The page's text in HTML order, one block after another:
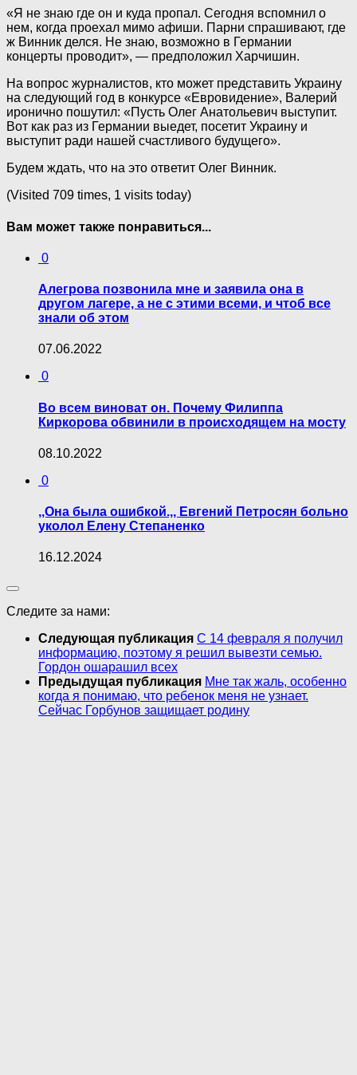
«Я не знаю где он и куда пропал. Сегодня вспомнил о
нем, когда проехал мимо афиши. Парни спрашивают, где
ж Винник делся. Не знаю, возможно в Германии
концерты проводит», — предположил Харчишин.
На вопрос журналистов, кто может представить Украину
на следующий год в конкурсе «Евровидение», Валерий
иронично пошутил: «Пусть Олег Анатольевич выступит.
Вот как раз из Германии выедет, посетит Украину и
выступит ради нашей счастливого будущего».
Будем ждать, что на это ответит Олег Винник.
(Visited 709 times, 1 visits today)
Вам может также понравиться...
0
Алегрова позвонила мне и заявила она в
другом лагере, а не с этими всеми, и чтоб все
знали об этом
07.06.2022
0
Во всем виноват он. Почему Филиппа
Киркорова обвинили в происходящем на мосту
08.10.2022
0
,,Она была ошибкой.,, Евгений Петросян больно
уколол Елену Степаненко
16.12.2024
Следите за нами:
Следующая публикация С 14 февраля я получил
информацию, поэтому я решил вывезти семью.
Гордон ошарашил всех
Предыдущая публикация Мне так жаль, особенно
когда я понимаю, что ребенок меня не узнает.
Сейчас Горбунов защищает родину